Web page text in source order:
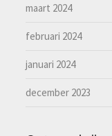
maart 2024
februari 2024
januari 2024
december 2023